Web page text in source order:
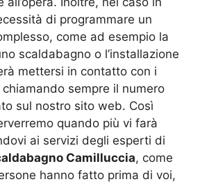
di programmare un
come ad esempio la
scaldabagno o l’installazione
mettersi in contatto con i
sempre il numero
sul nostro sito web. Così
quando più vi farà
ai servizi degli esperti di
Camilluccia, come
hanno fatto prima di voi,